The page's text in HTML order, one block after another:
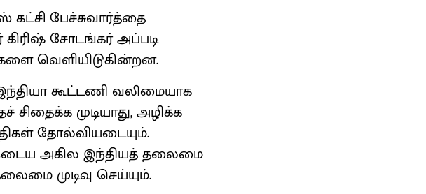
கட்சி பேச்சுவார்த்தை
சோடங்கர் அப்படி
வெளியிடுகின்றன.
கூட்டணி வலிமையாக
முடியாது, அழிக்க
தோல்வியடையும்.
அகில இந்தியத் தலைமை
முடிவு செய்யும்.